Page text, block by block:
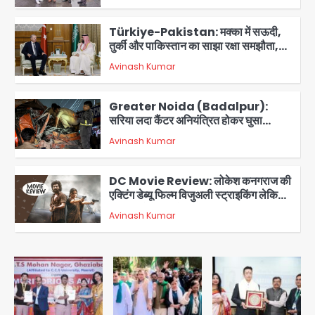
2
3
Türkiye-Pakistan: मक्का में सऊदी,
तुर्की और पाकिस्तान का साझा रक्षा समझौता,
जानें इसके मायने
Avinash Kumar
4
Greater Noida (Badalpur):
सरिया लदा कैंटर अनियंत्रित होकर घुसा
किराना दुकान में , ड्राइवर की मौत
Avinash Kumar
5
DC Movie Review: लोकेश कनगराज की
एक्टिंग डेब्यू फिल्म विजुअली स्ट्राइकिंग लेकिन
स्क्रीनप्ले में कमजोर, लेकिन कहानी अधूरी रह
गई, 3 स्टार रेटिंग
Avinash Kumar
1
Felix Hospital Noida: फेलिक्स
हॉस्पिटल और नोएडा लोक मंच की पहल, अब
सिर्फ 30 रुपये में मिलेगी 24 घंटे ऑनलाइन
डॉक्टर परामर्श सुविधा
Avinash Kumar